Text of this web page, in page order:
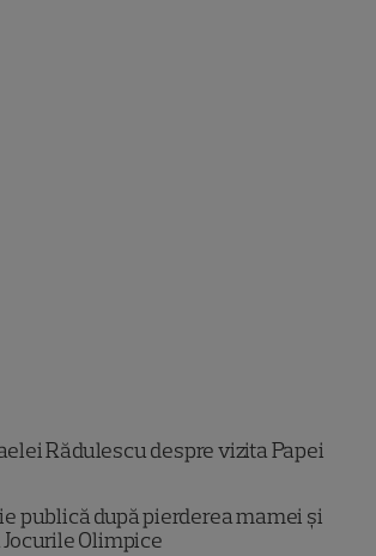
Rădulescu despre vizita Papei
publică după pierderea mamei și
Olimpice